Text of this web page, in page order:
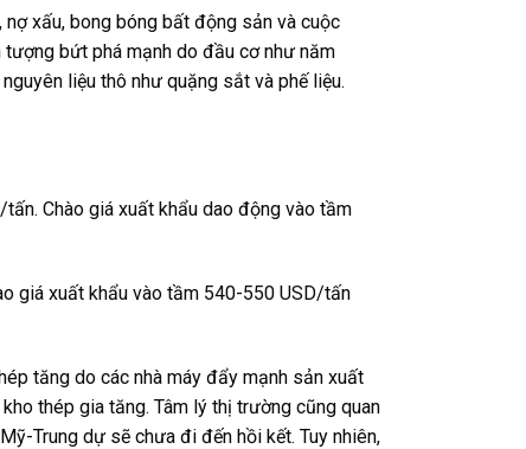
xấu, bong bóng bất động sản và cuộc
bứt phá mạnh do đầu cơ như năm
liệu thô như quặng sắt và phế liệu.
Chào giá xuất khẩu dao động vào tầm
giá xuất khẩu vào tầm 540-550 USD/tấn
tăng do các nhà máy đẩy mạnh sản xuất
thép gia tăng. Tâm lý thị trường cũng quan
Trung dự sẽ chưa đi đến hồi kết. Tuy nhiên,